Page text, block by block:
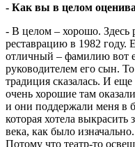
- Как вы в целом
- В целом – хорошо. Здесь
реставрацию в 1982 году.
отличный – фамилию вот
руководителем его сын.
традиция сказалась. И
очень хорошие там
и они поддержали меня в
которая хотела
века, как было
Потому что театр-то